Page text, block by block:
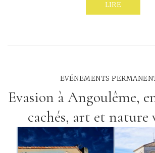
LIRE
EVÉNEMENTS
Evasion à Angoulême,
cachés, art et nature